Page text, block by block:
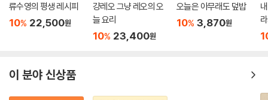
류수영의 평생 레시피
10% 22,500원
걍레오 그냥 레오의 오
늘 요리
10% 23,400원
오늘은 아무래도 덮밥
10% 3,870원
이 분야 신상품